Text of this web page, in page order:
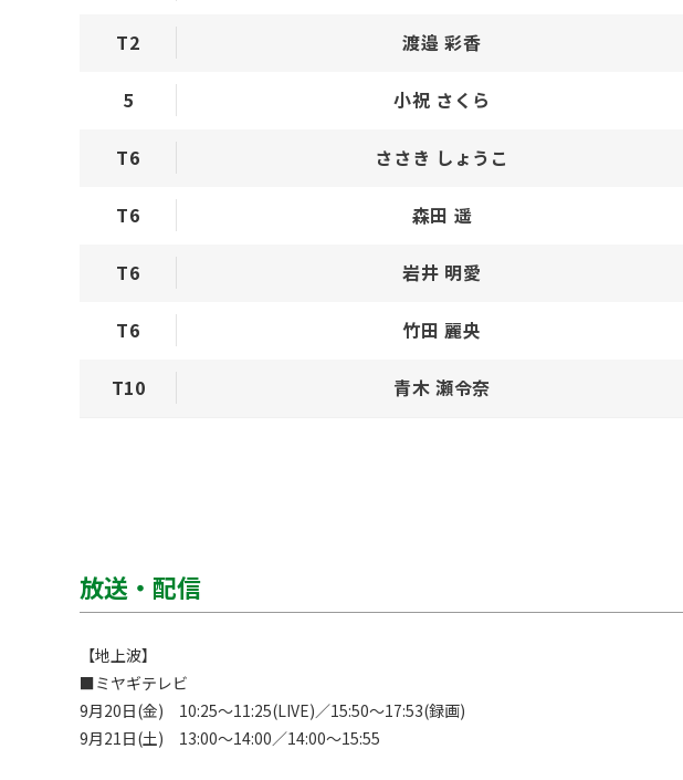
T2 渡邉 彩香
5 小祝 さくら
T6 ささき しょうこ
T6 森田 遥
T6 岩井 明愛
T6 竹田 麗央
T10 青木 瀬令奈
放送・配信
【地上波】
■ミヤギテレビ
9月20日(金)　10:25～11:25(LIVE)／15:50～17:53(録画)
9月21日(土)　13:00～14:00／14:00～15:55